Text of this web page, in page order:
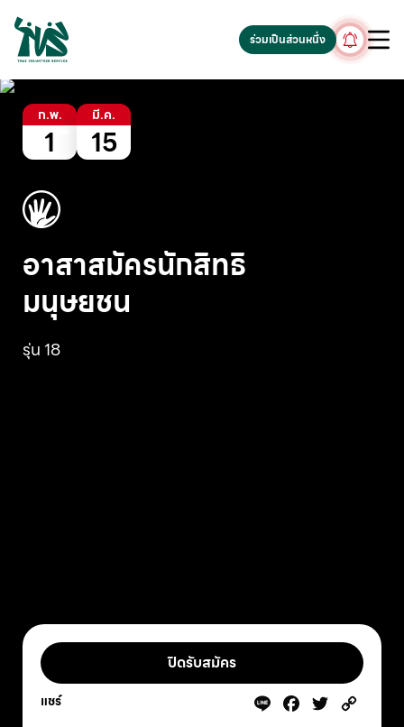
gv-5iuoxpem74qfjw.dv.googlehosted.com
ร่วมเป็นส่วนหนึ่ง
ก.พ.
1
มี.ค.
15
อาสาสมัครนักสิทธิ
มนุษยชน
รุ่น 18
ปิดรับสมัคร
แชร์ Line Facebook
Twitter